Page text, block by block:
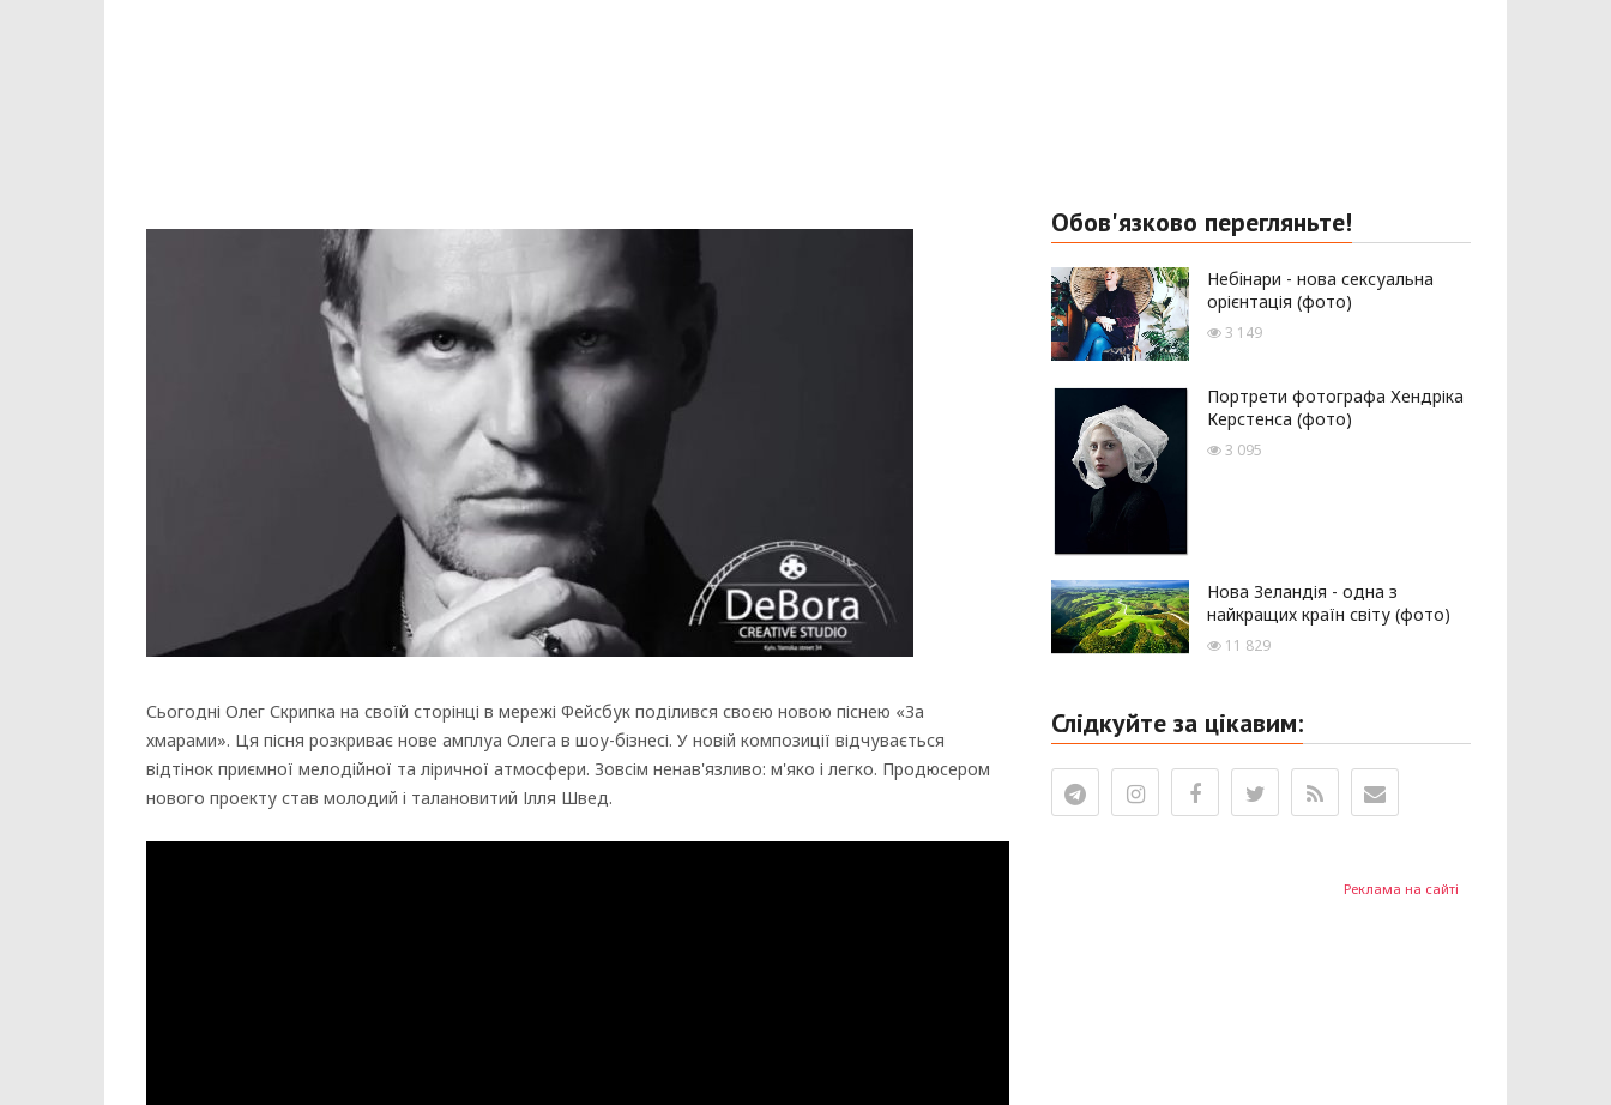
Сьогодні Олег Скрипка на своїй сторінці в мережі Фейсбук поділився своєю новою піснею «За
хмарами». Ця пісня розкриває нове амплуа Олега в шоу-бізнесі. У новій композиції відчувається
відтінок приємної мелодійної та ліричної атмосфери. Зовсім ненав'язливо: м'яко і легко. Продюсером
нового проекту став молодий і талановитий Ілля Швед.
Реклама на сайті
Обов'язково перегляньте!
Небінари - нова сексуальна
орієнтація (фото)
3 149
Портрети фотографа Хендріка
Керстенса (фото)
3 095
Нова Зеландія - одна з
найкращих країн світу (фото)
11 829
Слідкуйте за цікавим: